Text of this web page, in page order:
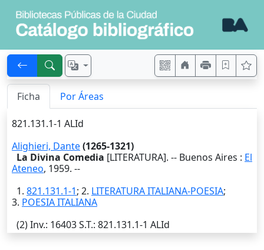
Ficha Por Áreas
821.131.1-1 ALId
Alighieri, Dante(1265-1321)
La Divina Comedia [LITERATURA]. -- Buenos Aires : El
Ateneo, 1959. --
1. 821.131.1-1; 2. LITERATURA ITALIANA-POESIA;
3. POESIA ITALIANA
(2)Inv.: 16403S.T.: 821.131.1-1 ALId